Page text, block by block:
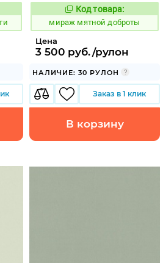
992247
Код товара:
мираж мятной доброты
Цена
3 500 руб./рулон
НАЛИЧИЕ: 30 РУЛОН
Заказ в 1 клик
В корзину